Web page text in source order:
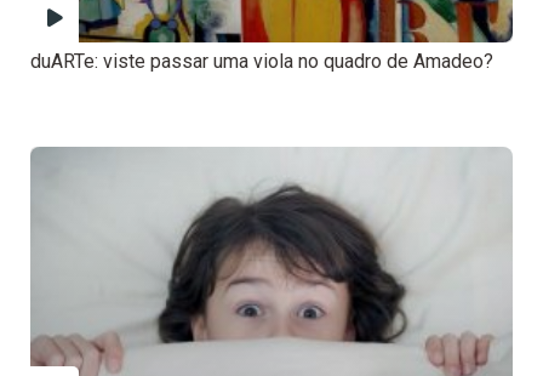
duARTe: viste passar uma viola no quadro de Amadeo?